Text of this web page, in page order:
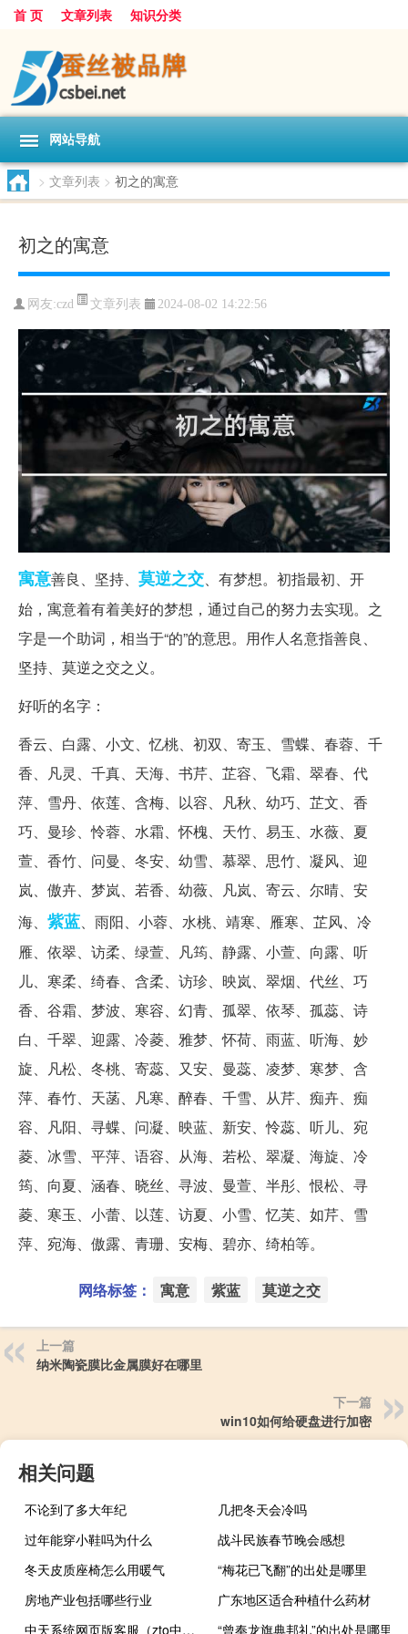
首 页 文章列表 知识分类
网站导航
> 文章列表 > 初之的寓意
初之的寓意
网友:czd 文章列表 2024-08-02 14:22:56
寓意善良、坚持、 莫逆之交 、有梦想。初指最初、开
始，寓意着有着美好的梦想，通过自己的努力去实现。之
字是一个助词，相当于“的”的意思。用作人名意指善良、
坚持、莫逆之交之义。
好听的名字：
香云、白露、小文、忆桃、初双、寄玉、雪蝶、春蓉、千
香、凡灵、千真、天海、书芹、芷容、飞霜、翠春、代
萍、雪丹、依莲、含梅、以容、凡秋、幼巧、芷文、香
巧、曼珍、怜蓉、水霜、怀槐、天竹、易玉、水薇、夏
萱、香竹、问曼、冬安、幼雪、慕翠、思竹、凝风、迎
岚、傲卉、梦岚、若香、幼薇、凡岚、寄云、尔晴、安
海、 紫蓝 、雨阳、小蓉、水桃、靖寒、雁寒、芷风、冷
雁、依翠、访柔、绿萱、凡筠、静露、小萱、向露、听
儿、寒柔、绮春、含柔、访珍、映岚、翠烟、代丝、巧
香、谷霜、梦波、寒容、幻青、孤翠、依琴、孤蕊、诗
白、千翠、迎露、冷菱、雅梦、怀荷、雨蓝、听海、妙
旋、凡松、冬桃、寄蕊、又安、曼蕊、凌梦、寒梦、含
萍、春竹、天菡、凡寒、醉春、千雪、从芹、痴卉、痴
容、凡阳、寻蝶、问凝、映蓝、新安、怜蕊、听儿、宛
菱、冰雪、平萍、语容、从海、若松、翠凝、海旋、冷
筠、向夏、涵春、晓丝、寻波、曼萱、半彤、恨松、寻
菱、寒玉、小蕾、以莲、访夏、小雪、忆芙、如芹、雪
萍、宛海、傲露、青珊、安梅、碧亦、绮柏等。
网络标签： 寓意 紫蓝 莫逆之交
上一篇
纳米陶瓷膜比金属膜好在哪里
下一篇
win10如何给硬盘进行加密
相关问题
不论到了多大年纪
几把冬天会冷吗
过年能穿小鞋吗为什么
战斗民族春节晚会感想
冬天皮质座椅怎么用暖气
“梅花已飞翻”的出处是哪里
房地产业包括哪些行业
广东地区适合种植什么药材
中天系统网页版客服（zto中天系统网页版）
“曾奉龙旗典邦礼”的出处是哪里